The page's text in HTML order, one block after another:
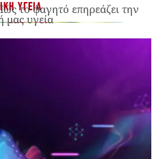
ΥΓΕΙΑ
το φαγητό επηρεάζει την
μας υγεία